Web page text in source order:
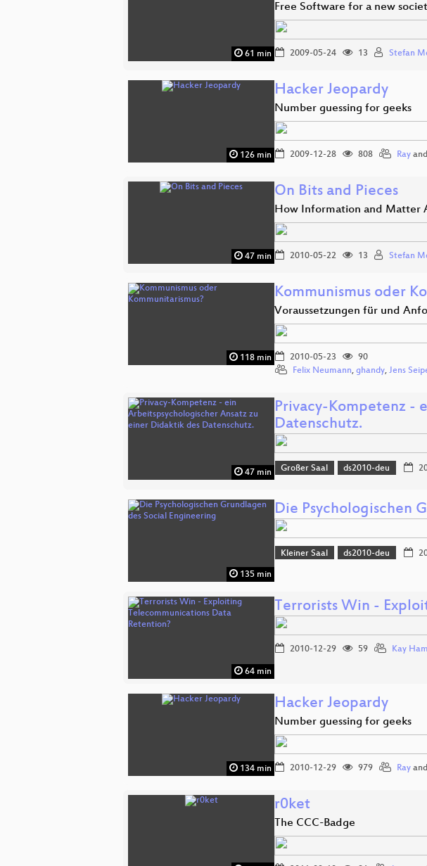
61 min
Free Software for a new
2009-05-24 13 Stefan
126 min
Hacker Jeopardy
Number guessing for geeks
2009-12-28 808 Ray and
47 min
On Bits and Pieces
How Information and Matter
2010-05-22 13 Stefan
118 min
Kommunismus oder
Voraussetzungen für und
2010-05-23
90
Felix Neumann, ghandy, Jens
47 min
Privacy-Kompetenz -
Datenschutz.
Großer Saal ds2010-deu
135 min
Die Psychologischen
Kleiner Saal ds2010-deu
64 min
Terrorists Win -
2010-12-29 59 Kay
134 min
Hacker Jeopardy
Number guessing for geeks
2010-12-29 979 Ray and
r0ket
The CCC-Badge